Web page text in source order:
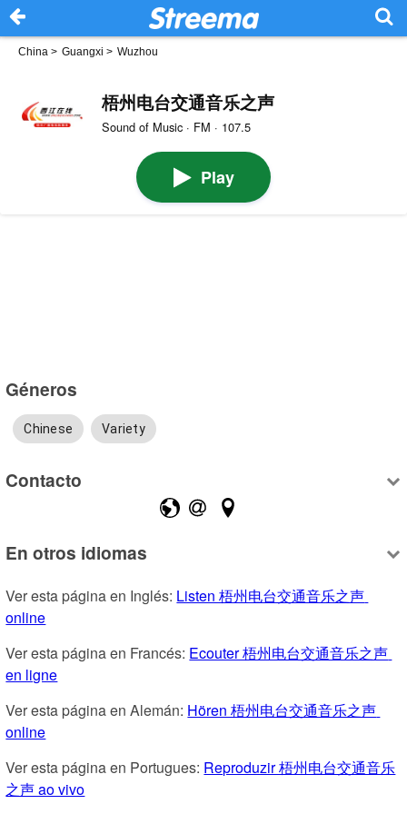
China > Guangxi > Wuzhou
梧州电台交通音乐之声
Sound of Music · FM · 107.5
Play
Géneros
Chinese Variety
Contacto
En otros idiomas
Ver esta página en Inglés: Listen 梧州电台交通音乐之声
online
Ver esta página en Francés: Ecouter 梧州电台交通音乐之声
en ligne
Ver esta página en Alemán: Hören 梧州电台交通音乐之声
online
Ver esta página en Portugues: Reproduzir 梧州电台交通音乐
之声 ao vivo